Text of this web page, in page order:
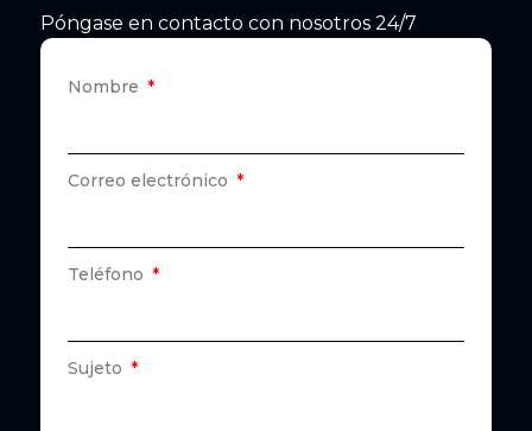
Póngase en contacto con nosotros 24/7
Nombre
Correo electrónico
Teléfono
Sujeto